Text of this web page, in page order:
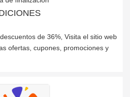
de 36%, Visita el sitio web
ofertas, cupones, promociones y